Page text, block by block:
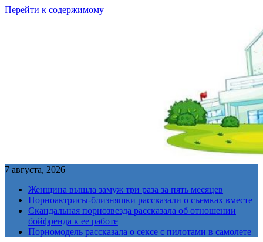
Перейти к содержимому
7 августа, 2026
Женщина вышла замуж три раза за пять месяцев
Порноактрисы-близняшки рассказали о съемках вместе
Скандальная порнозвезда рассказала об отношении
бойфренда к ее работе
Порномодель рассказала о сексе с пилотами в самолете